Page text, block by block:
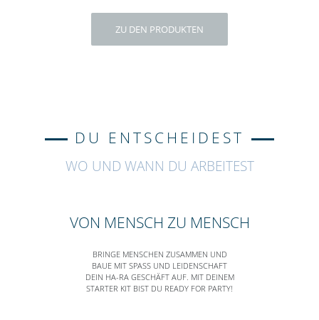
ZU DEN PRODUKTEN
DU ENTSCHEIDEST
WO UND WANN DU ARBEITEST
VON MENSCH ZU MENSCH
BRINGE MENSCHEN ZUSAMMEN UND
BAUE MIT SPASS UND LEIDENSCHAFT D
EIN HA-RA GESCHÄFT AUF. MIT DEINEM S
TARTER KIT BIST DU READY FOR PARTY!